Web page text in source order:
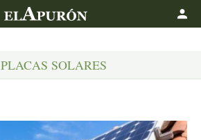
PLACAS SOLARES